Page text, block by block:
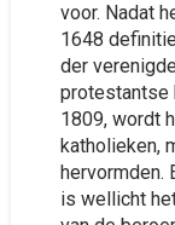
voor. Nadat
1648
der
protestantse
1809, wordt
katholieken,
hervormden.
is wellicht